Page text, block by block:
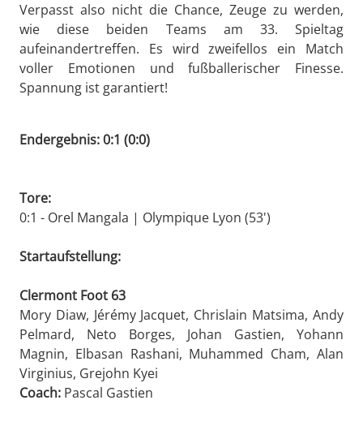
Verpasst also nicht die Chance, Zeuge zu werden,
wie diese beiden Teams am 33. Spieltag
aufeinandertreffen. Es wird zweifellos ein Match
voller Emotionen und fußballerischer Finesse.
Spannung ist garantiert!
Endergebnis: 0:1 (0:0)
Tore:
0:1 - Orel Mangala | Olympique Lyon (53')
Startaufstellung:
Clermont Foot 63
Mory Diaw, Jérémy Jacquet, Chrislain Matsima, Andy
Pelmard, Neto Borges, Johan Gastien, Yohann
Magnin, Elbasan Rashani, Muhammed Cham, Alan
Virginius, Grejohn Kyei
Coach: Pascal Gastien